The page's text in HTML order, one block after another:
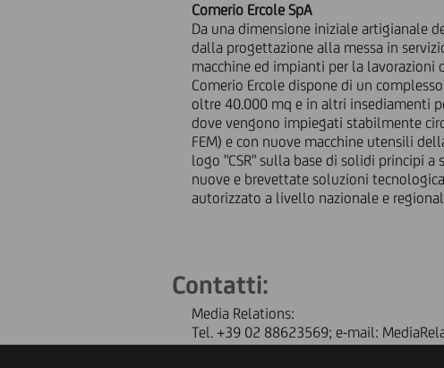
Comerio Ercole SpA
Da una dimensione iniziale artigianale
dalla progettazione alla messa in
macchine ed impianti per la lavorazioni
Comerio Ercole dispone di un
oltre 40.000 mq e in altri insediamenti
dove vengono impiegati stabilmente
FEM) e con nuove macchine utensili
logo "CSR" sulla base di solidi principi
nuove e brevettate soluzioni
autorizzato a livello nazionale e
Contatti:
Media Relations:
Tel. +39 02 88623569; e-mail: